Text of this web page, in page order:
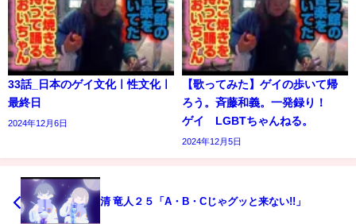
33話_日本のゲイ文化ㅣ性文化ㅣ
最終日
2024年12月6日
【歌ってみた】ゲイの歩いて帰
ろう。斉藤和義。一発録り！
ゲイ LGBTちゃんねる。
2024年12月5日
清 竜人２５「A・B・Cじゃグッと来ない!!」